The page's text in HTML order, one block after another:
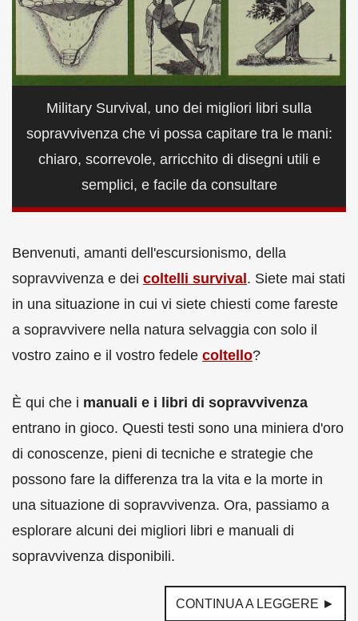
Military Survival, uno dei migliori libri sulla
sopravvivenza che vi possa capitare tra le mani:
chiaro, scorrevole, arricchito di disegni utili e
semplici, e facile da consultare
Benvenuti, amanti dell'escursionismo, della
sopravvivenza e dei coltelli survival. Siete mai stati
in una situazione in cui vi siete chiesti come fareste
a sopravvivere nella natura selvaggia con solo il
vostro zaino e il vostro fedele coltello?
È qui che i manuali e i libri di sopravvivenza
entrano in gioco. Questi testi sono una miniera d'oro
di conoscenze, pieni di tecniche e strategie che
possono fare la differenza tra la vita e la morte in
una situazione di sopravvivenza. Ora, passiamo a
esplorare alcuni dei migliori libri e manuali di
sopravvivenza disponibili.
CONTINUA A LEGGERE ►